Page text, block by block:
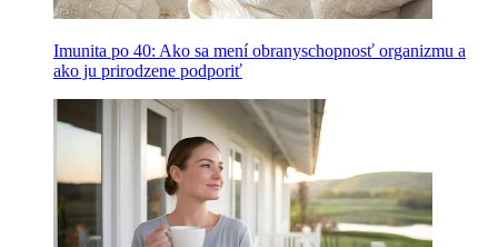
Imunita po 40: Ako sa mení obranyschopnosť organizmu a
ako ju prirodzene podporiť